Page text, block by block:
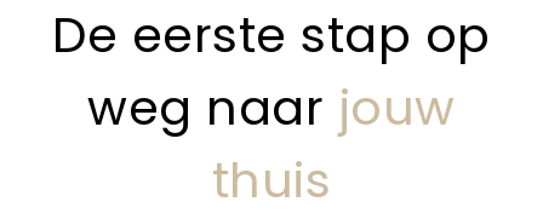
De eerste stap op
weg naar jouw
thuis